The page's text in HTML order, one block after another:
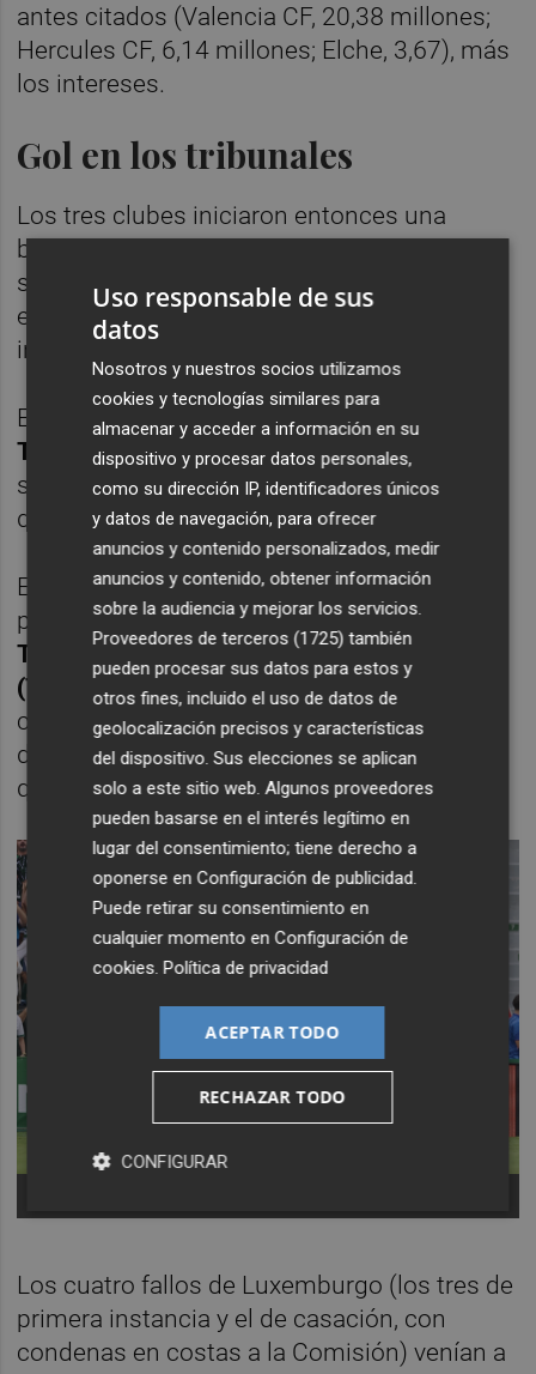
antes citados (Valencia CF, 20,38 millones;
Hercules CF, 6,14 millones; Elche, 3,67), más
los intereses.
Gol en los tribunales
Los tres clubes iniciaron entonces una
batalla judicial que se cerró
satisfactoriamente para sus intereses al
estimarse las demandas de nulidad
interpuestas contra la decisión de la CE.
En el caso de Hércules y del Elche, el
Tribunal General de la Unión Europea
su favor en sendas sentencias
de 2019 y 2020, respectivamente.
El Valencia hubo de esperar hasta 2022
para obtener la tutela judicial definitiva del
Tribunal de Justicia de la Unión Europea
(TJUE), toda vez que la CE recurrió en
casación la sentencia del Tribunal General,
dictada en 2020, que le daba la razón igual
que en los otros dos casos.
Los cuatro fallos de Luxemburgo (los tres de
primera instancia y el de casación, con
condenas en costas a la Comisión) venían a
Uso responsable de sus
datos
Nosotros y nuestros socios utilizamos
cookies y tecnologías similares para
almacenar y acceder a información en su
dispositivo y procesar datos personales,
como su dirección IP, identificadores únicos
y datos de navegación, para ofrecer
anuncios y contenido personalizados, medir
anuncios y contenido, obtener información
sobre la audiencia y mejorar los servicios.
Proveedores de terceros (1725) también
pueden procesar sus datos para estos y
otros fines, incluido el uso de datos de
geolocalización precisos y características
del dispositivo. Sus elecciones se aplican
solo a este sitio web. Algunos proveedores
pueden basarse en el interés legítimo en
lugar del consentimiento; tiene derecho a
oponerse enConfiguración de publicidad.
Puede retirar su consentimiento en
cualquier momento enConfiguración de
cookies.Política de privacidad
ACEPTAR TODO
RECHAZAR TODO
CONFIGURAR